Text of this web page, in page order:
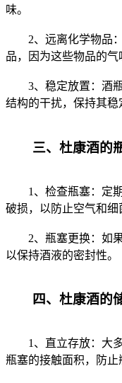
味。
2、远离化学物品：
品，因为这些物品的气
3、稳定放置：酒瓶
结构的干扰，保持其稳
三、杜康酒的
1、检查瓶塞：定期
破损，以防止空气和细
2、瓶塞更换：如果
以保持酒液的密封性。
四、杜康酒的
1、直立存放：大多
瓶塞的接触面积，防止